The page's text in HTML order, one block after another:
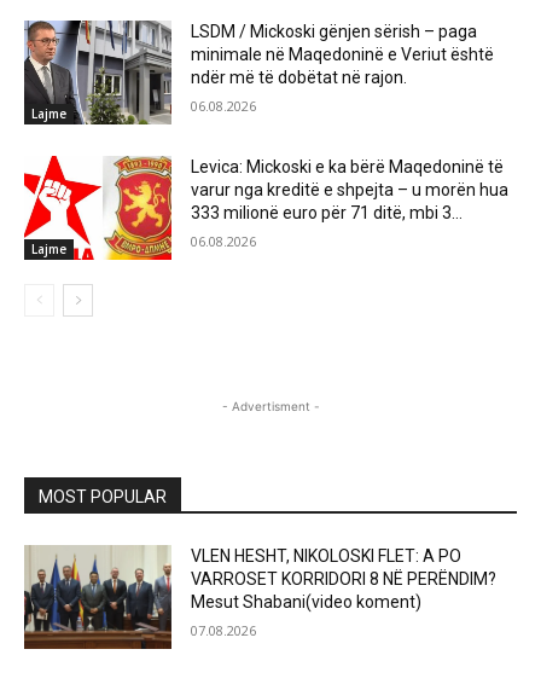
Lajme
LSDM / Mickoski gënjen sërish – paga
minimale në Maqedoninë e Veriut është
ndër më të dobëtat në rajon.
06.08.2026
Lajme
Levica: Mickoski e ka bërë Maqedoninë të
varur nga kreditë e shpejta – u morën hua
333 milionë euro për 71 ditë, mbi 3...
06.08.2026
- Advertisment -
MOST POPULAR
VLEN HESHT, NIKOLOSKI FLET: A PO
VARROSET KORRIDORI 8 NË PERËNDIM?
Mesut Shabani(video koment)
07.08.2026